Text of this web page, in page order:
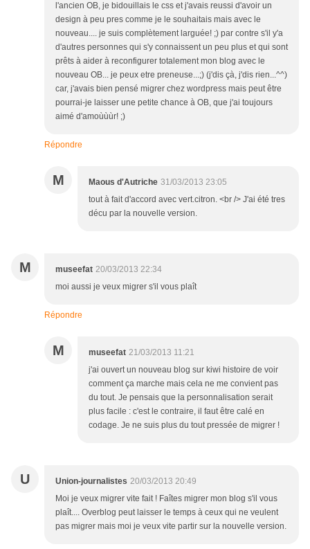
l'ancien OB, je bidouillais le css et j'avais reussi d'avoir un
design à peu pres comme je le souhaitais mais avec le
nouveau.... je suis complètement larguée! ;) par contre s'il y'a
d'autres personnes qui s'y connaissent un peu plus et qui sont
prêts à aider à reconfigurer totalement mon blog avec le
nouveau OB... je peux etre preneuse...;) (j'dis çà, j'dis rien...^^)
car, j'avais bien pensé migrer chez wordpress mais peut être
pourrai-je laisser une petite chance à OB, que j'ai toujours
aimé d'amoùùùr! ;)
Répondre
M Maous d'Autriche 31/03/2013 23:05
tout à fait d'accord avec vert.citron. <br /> J'ai été tres
décu par la nouvelle version.
M museefat 20/03/2013 22:34
moi aussi je veux migrer s'il vous plaît
Répondre
M museefat 21/03/2013 11:21
j'ai ouvert un nouveau blog sur kiwi histoire de voir
comment ça marche mais cela ne me convient pas
du tout. Je pensais que la personnalisation serait
plus facile : c'est le contraire, il faut être calé en
codage. Je ne suis plus du tout pressée de migrer !
U Union-journalistes 20/03/2013 20:49
Moi je veux migrer vite fait ! Faîtes migrer mon blog s'il vous
plaît.... Overblog peut laisser le temps à ceux qui ne veulent
pas migrer mais moi je veux vite partir sur la nouvelle version.